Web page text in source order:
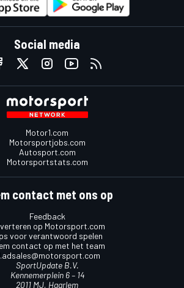
Social media
Motor1.com
Motorsportjobs.com
Autosport.com
Motorsportstats.com
contact met ons op
Feedback
op Motorsport.com
voor verantwoord spelen
contact op met het team
SportUpdate B.V.
Kennemerplein 6 – 14
2011 MJ, Haarlem